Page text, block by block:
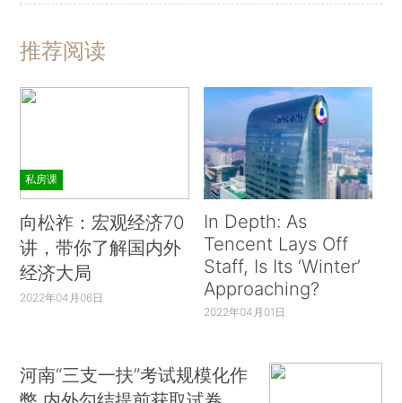
推荐阅读
私房课
向松祚：宏观经济70
讲，带你了解国内外
经济大局
2022年04月06日
In Depth: As
Tencent Lays Off
Staff, Is Its ‘Winter’
Approaching?
2022年04月01日
河南“三支一扶”考试规模化作